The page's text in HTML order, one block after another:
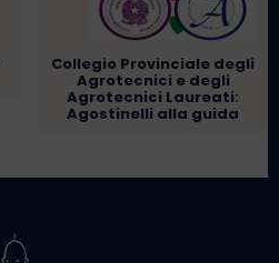
Collegio Provinciale degli
Agrotecnici e degli
Agrotecnici Laureati:
Agostinelli alla guida